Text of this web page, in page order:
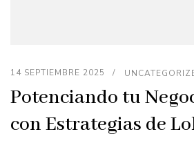
14 SEPTIEMBRE 2025
Potenciando tu
con Estrategias de